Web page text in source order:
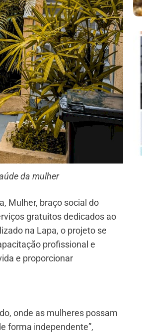
da mulher
Mulher, braço social do
gratuitos dedicados ao
na Lapa, o projeto se
profissional e
e proporcionar
onde as mulheres possam
forma independente”,